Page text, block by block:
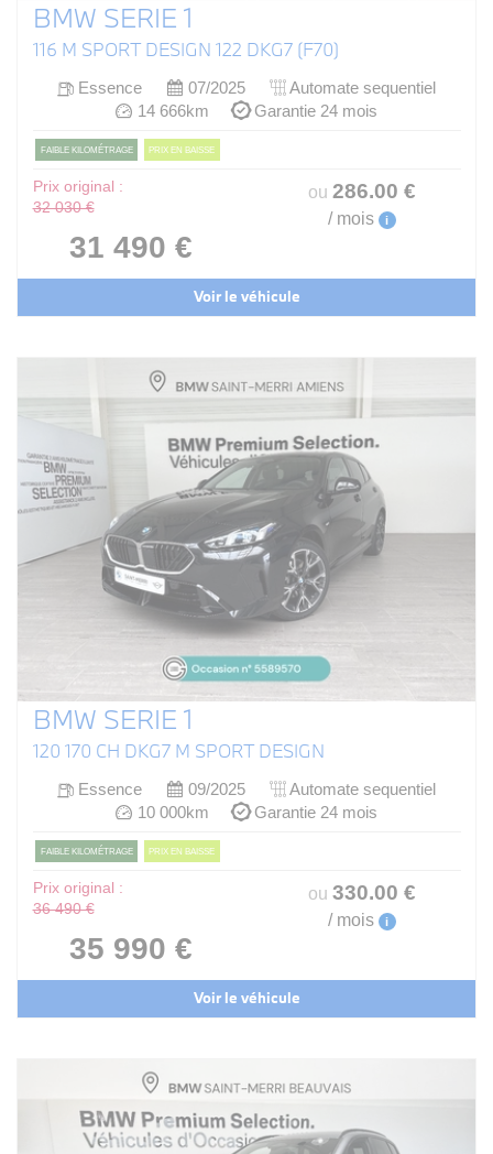
BMW SERIE 1
116 M SPORT DESIGN 122 DKG7 (F70)
Essence 07/2025
Automate sequentiel
14 666km
Garantie 24 mois
FAIBLE KILOMÉTRAGE PRIX EN BAISSE
Prix original :
32 030 €
31 490 €
ou 286.00 €
/ mois i
Voir le véhicule
BMW SERIE 1
120 170 CH DKG7 M SPORT DESIGN
Essence 09/2025
Automate sequentiel
10 000km
Garantie 24 mois
FAIBLE KILOMÉTRAGE PRIX EN BAISSE
Prix original :
36 490 €
35 990 €
ou 330.00 €
/ mois i
Voir le véhicule